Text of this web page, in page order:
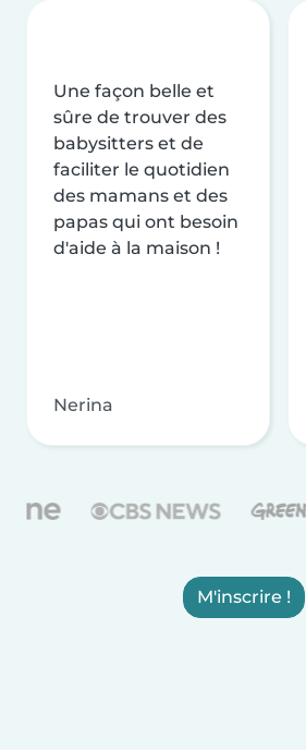
Une façon belle et
sûre de trouver des
babysitters et de
faciliter le quotidien
des mamans et des
papas qui ont besoin
d'aide à la maison !
Nerina
M'inscrire !